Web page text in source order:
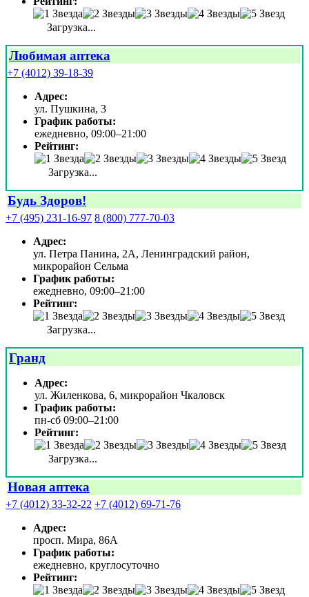
Загрузка...
Любимая аптека
+7 (4012) 39-18-39
Адрес:
ул. Пушкина, 3
График работы:
ежедневно, 09:00–21:00
Рейтинг:
Загрузка...
Будь Здоров!
+7 (495) 231-16-97 8 (800) 777-70-03
Адрес:
ул. Петра Панина, 2А, Ленинградский район,
микрорайон Сельма
График работы:
ежедневно, 09:00–21:00
Рейтинг:
Загрузка...
Гранд
Адрес:
ул. Жиленкова, 6, микрорайон Чкаловск
График работы:
пн-сб 09:00–21:00
Рейтинг:
Загрузка...
Новая аптека
+7 (4012) 33-32-22 +7 (4012) 69-71-76
Адрес:
просп. Мира, 86А
График работы:
ежедневно, круглосуточно
Рейтинг: